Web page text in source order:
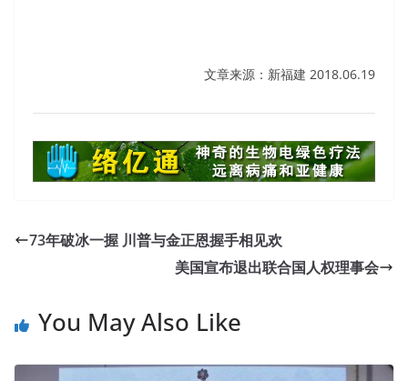
文章来源：新福建 2018.06.19
73年破冰一握 川普与金正恩握手相见欢
美国宣布退出联合国人权理事会
You May Also Like